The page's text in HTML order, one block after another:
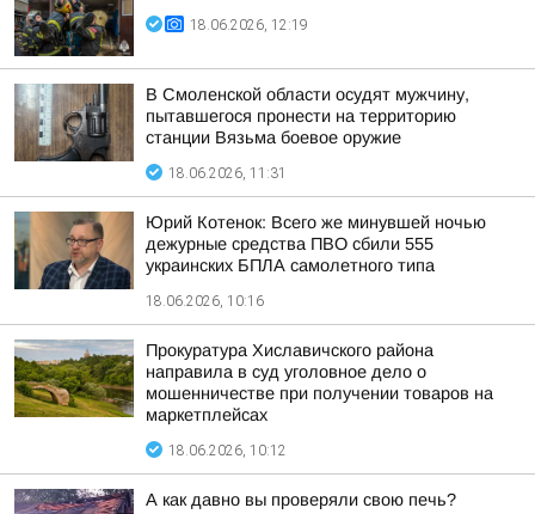
18.06.2026, 12:19
В Смоленской области осудят мужчину,
пытавшегося пронести на территорию
станции Вязьма боевое оружие
18.06.2026, 11:31
Юрий Котенок: Всего же минувшей ночью
дежурные средства ПВО сбили 555
украинских БПЛА самолетного типа
18.06.2026, 10:16
Прокуратура Хиславичского района
направила в суд уголовное дело о
мошенничестве при получении товаров на
маркетплейсах
18.06.2026, 10:12
А как давно вы проверяли свою печь?